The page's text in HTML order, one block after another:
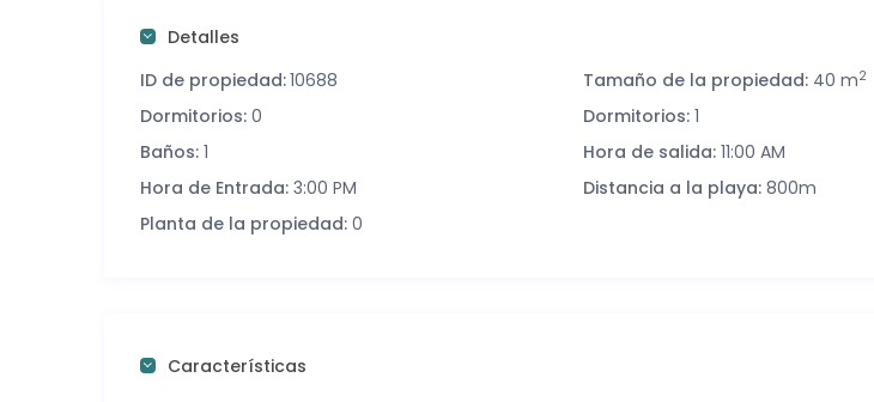
Detalles
ID de propiedad:10688 Tamaño de la propiedad: 40 m2
Dormitorios: 0 Dormitorios: 1
Baños: 1 Hora de salida: 11:00 AM
Hora de Entrada: 3:00 PM Distancia a la playa: 800m
Planta de la propiedad: 0
Características